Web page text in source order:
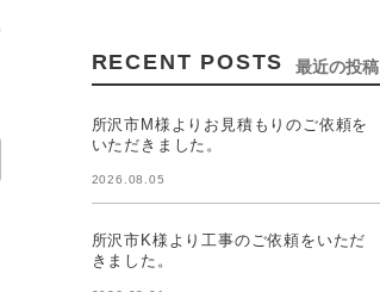
RECENT POSTS 最近の投稿
所沢市M様よりお見積もりのご依頼を
いただきました。
2026.08.05
所沢市K様より工事のご依頼をいただ
きました。